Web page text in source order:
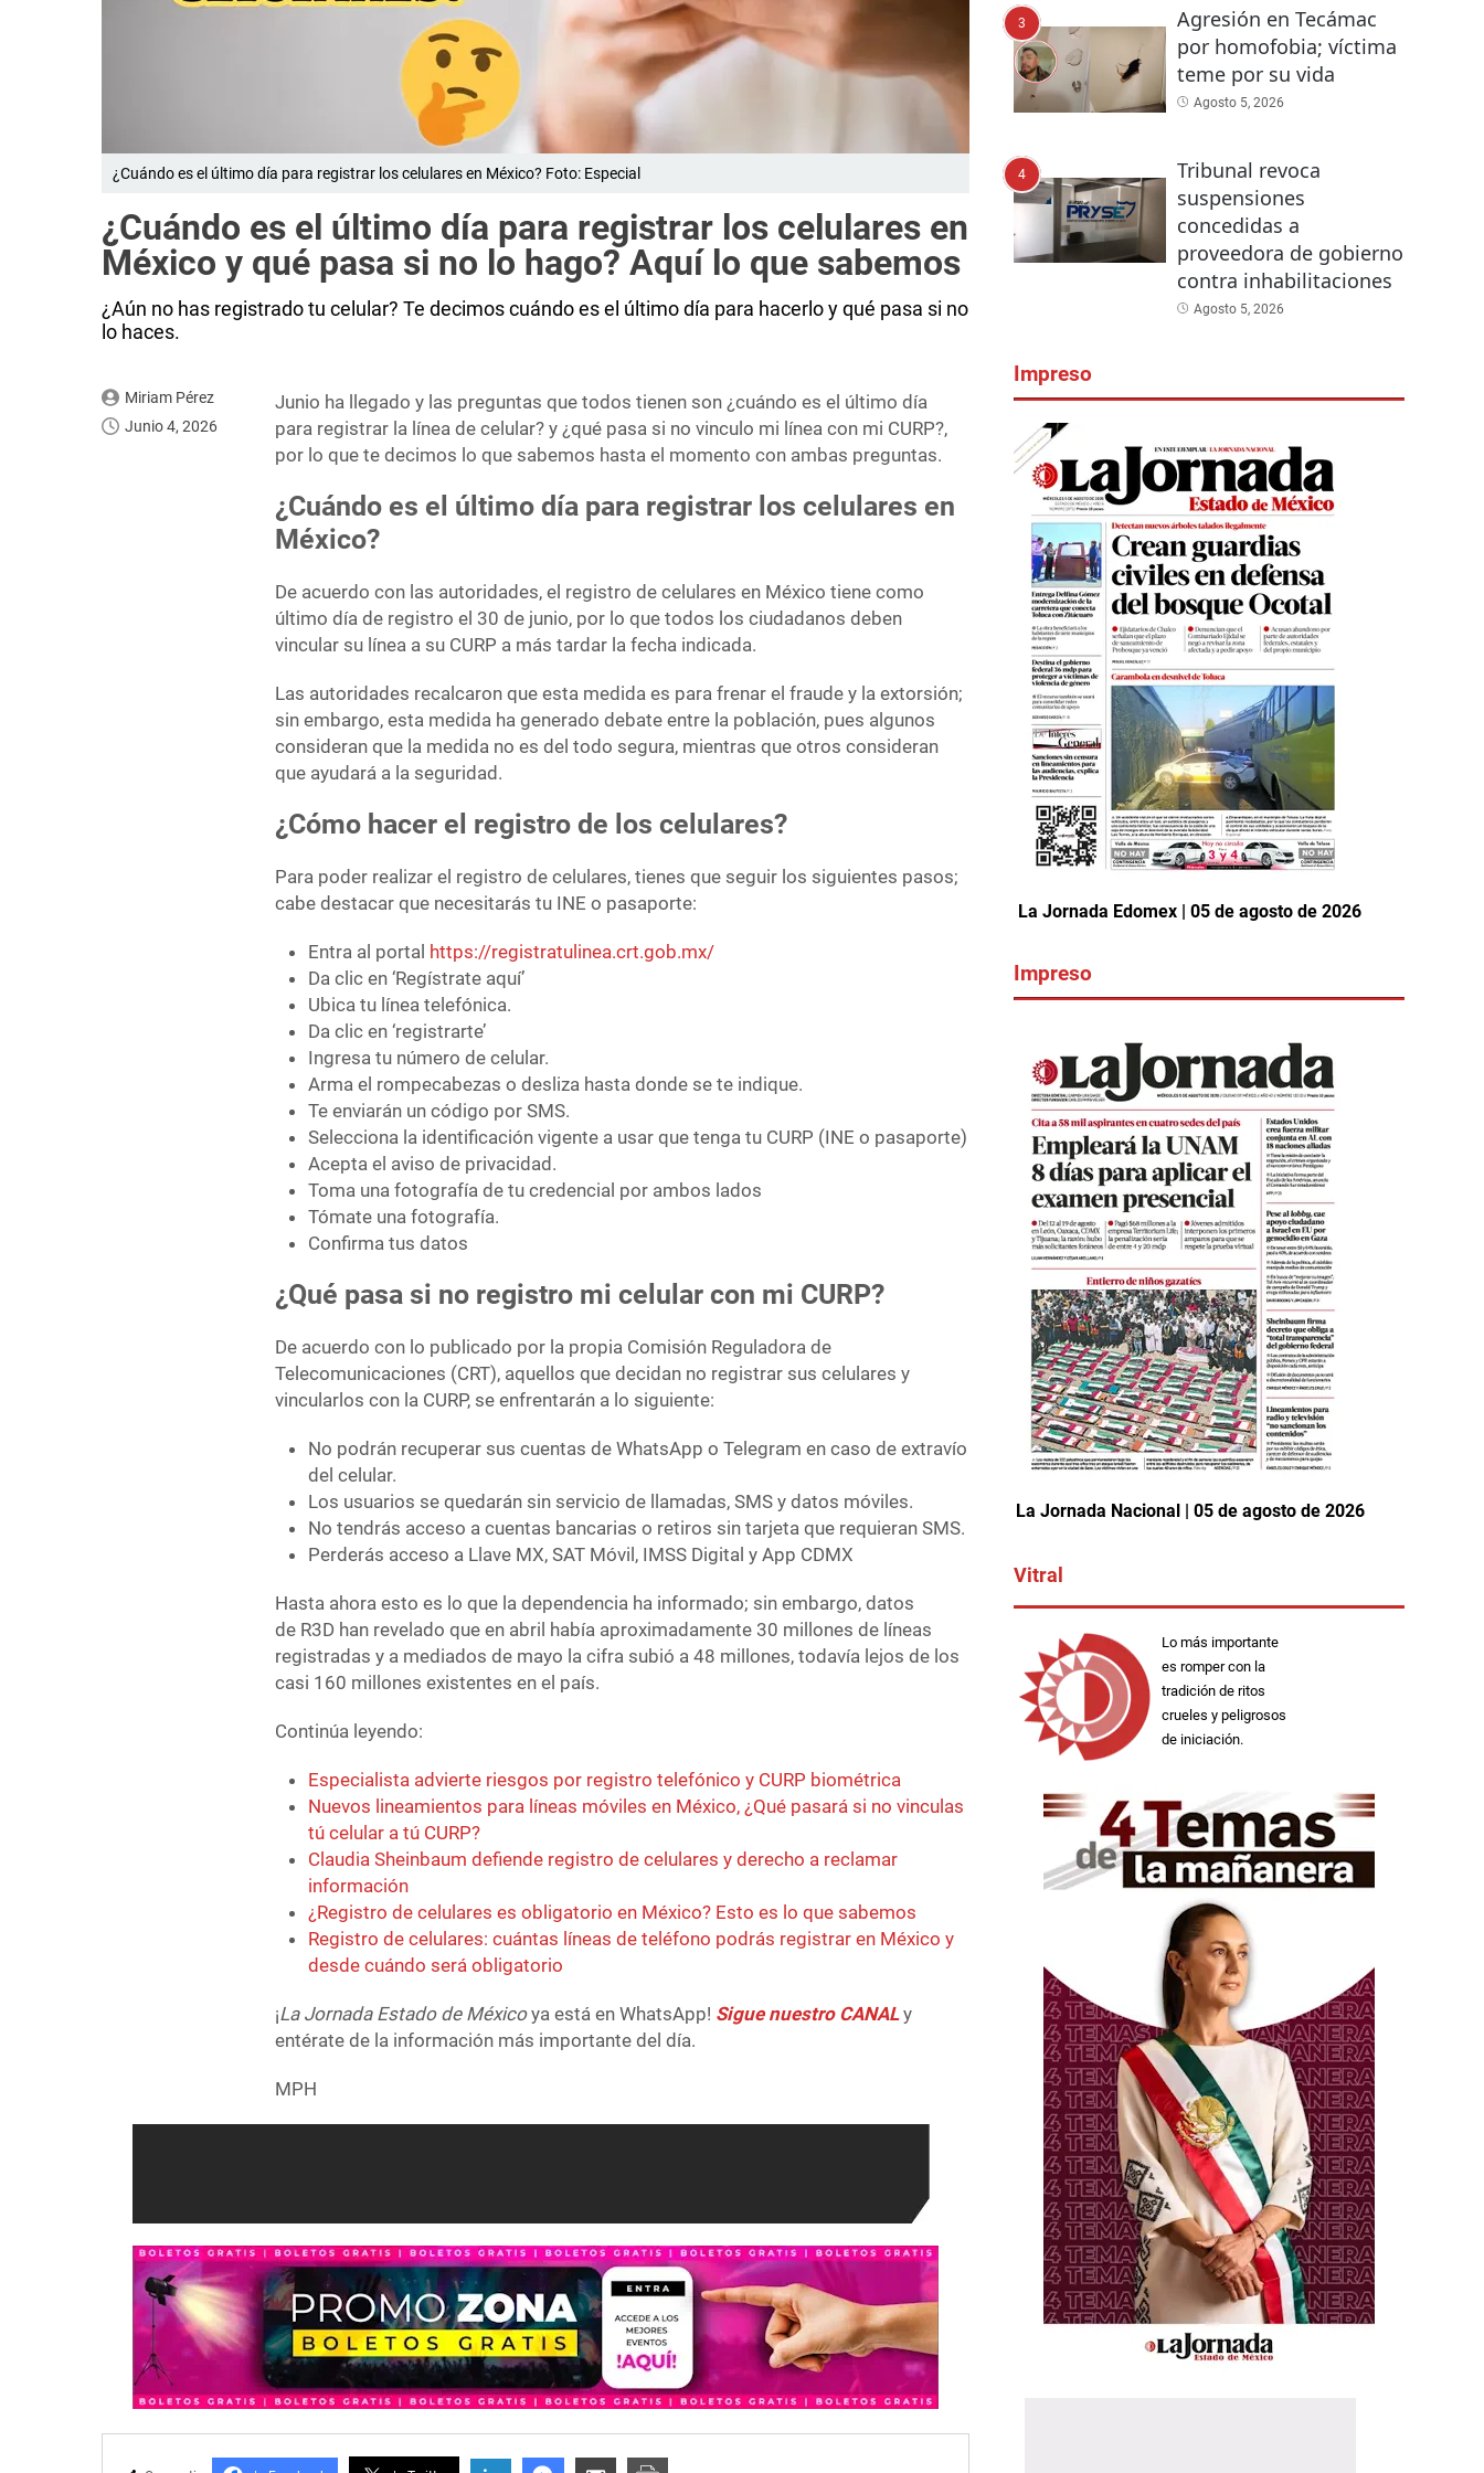
¿Cuándo es el último día para registrar los celulares en México? Foto: Especial
¿Cuándo es el último día para registrar los celulares en
México y qué pasa si no lo hago? Aquí lo que sabemos
¿Aún no has registrado tu celular? Te decimos cuándo es el último día para hacerlo y qué pasa si no
lo haces.
Miriam Pérez
Junio 4, 2026
Junio ha llegado y las preguntas que todos tienen son ¿cuándo es el último día
para registrar la línea de celular? y ¿qué pasa si no vinculo mi línea con mi CURP?,
por lo que te decimos lo que sabemos hasta el momento con ambas preguntas.
¿Cuándo es el último día para registrar los celulares en
México?
De acuerdo con las autoridades, el registro de celulares en México tiene como
último día de registro el 30 de junio, por lo que todos los ciudadanos deben
vincular su línea a su CURP a más tardar la fecha indicada.
Las autoridades recalcaron que esta medida es para frenar el fraude y la extorsión;
sin embargo, esta medida ha generado debate entre la población, pues algunos
consideran que la medida no es del todo segura, mientras que otros consideran
que ayudará a la seguridad.
¿Cómo hacer el registro de los celulares?
Para poder realizar el registro de celulares, tienes que seguir los siguientes pasos;
cabe destacar que necesitarás tu INE o pasaporte:
Entra al portal https://registratulinea.crt.gob.mx/
Da clic en ‘Regístrate aquí’
Ubica tu línea telefónica.
Da clic en ‘registrarte’
Ingresa tu número de celular.
Arma el rompecabezas o desliza hasta donde se te indique.
Te enviarán un código por SMS.
Selecciona la identificación vigente a usar que tenga tu CURP (INE o pasaporte)
Acepta el aviso de privacidad.
Toma una fotografía de tu credencial por ambos lados
Tómate una fotografía.
Confirma tus datos
¿Qué pasa si no registro mi celular con mi CURP?
De acuerdo con lo publicado por la propia Comisión Reguladora de
Telecomunicaciones (CRT), aquellos que decidan no registrar sus celulares y
vincularlos con la CURP, se enfrentarán a lo siguiente:
No podrán recuperar sus cuentas de WhatsApp o Telegram en caso de extravío
del celular.
Los usuarios se quedarán sin servicio de llamadas, SMS y datos móviles.
No tendrás acceso a cuentas bancarias o retiros sin tarjeta que requieran SMS.
Perderás acceso a Llave MX, SAT Móvil, IMSS Digital y App CDMX
Hasta ahora esto es lo que la dependencia ha informado; sin embargo, datos
de R3D han revelado que en abril había aproximadamente 30 millones de líneas
registradas y a mediados de mayo la cifra subió a 48 millones, todavía lejos de los
casi 160 millones existentes en el país.
Continúa leyendo:
Especialista advierte riesgos por registro telefónico y CURP biométrica
Nuevos lineamientos para líneas móviles en México, ¿Qué pasará si no vinculas
tú celular a tú CURP?
Claudia Sheinbaum defiende registro de celulares y derecho a reclamar
información
¿Registro de celulares es obligatorio en México? Esto es lo que sabemos
Registro de celulares: cuántas líneas de teléfono podrás registrar en México y
desde cuándo será obligatorio
¡La Jornada Estado de Méxicoya está en WhatsApp! Sigue nuestro CANALy
entérate de la información más importante del día.
MPH
3
Agresión en Tecámac
por homofobia; víctima
teme por su vida
Agosto 5, 2026
4
Tribunal revoca
suspensiones
concedidas a
proveedora de gobierno
contra inhabilitaciones
Agosto 5, 2026
Impreso
La Jornada Edomex | 05 de agosto de 2026
Impreso
La Jornada Nacional | 05 de agosto de 2026
Vitral
Lo más importante
es romper con la
tradición de ritos
crueles y peligrosos
de iniciación.